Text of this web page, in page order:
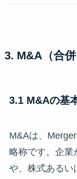
3. M&A（合
3.1 M&Aの基
M&Aは、
略称です。企業
や、株式あるい